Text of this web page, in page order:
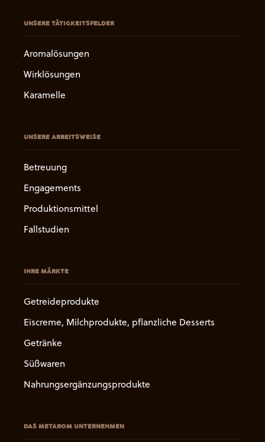
UNSERE TÄTIGKEITSFELDER
Aromalösungen
Wirklösungen
Karamelle
UNSERE ARBEITSWEISE
Betreuung
Engagements
Produktionsmittel
Fallstudien
IHRE MÄRKTE
Getreideprodukte
Eiscreme, Milchprodukte, pflanzliche Desserts
Getränke
Süßwaren
Nahrungsergänzungsprodukte
DAS METAROM UNTERNEHMEN